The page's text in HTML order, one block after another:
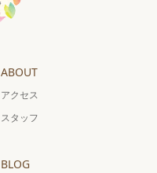
ABOUT
アクセス
スタッフ
BLOG